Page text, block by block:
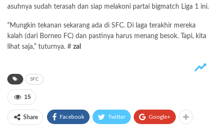
asuhnya sudah terasah dan siap melakoni partai bigmatch Liga 1 ini.
“Mungkin tekanan sekarang ada di SFC. Di laga terakhir mereka
kalah (dari Borneo FC) dan pastinya harus menang besok. Tapi, kita
lihat saja,” tuturnya. # zal
SFC
15
Share Facebook Twitter Google+